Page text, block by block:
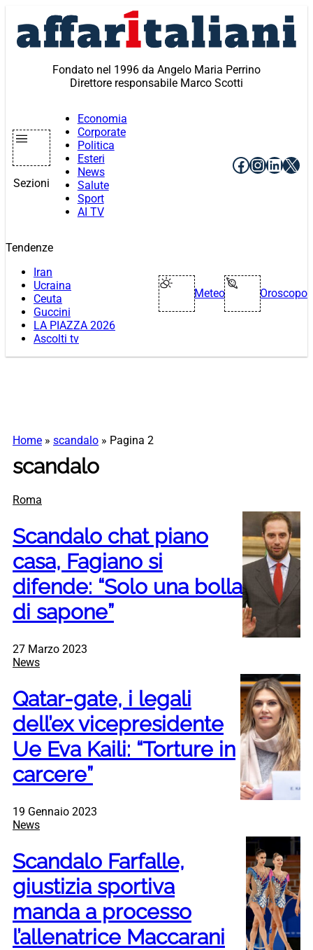
contenuto
Fondato nel 1996 da Angelo Maria Perrino
Direttore responsabile Marco Scotti
Sezioni
Economia
Corporate
Politica
Esteri
News
Salute
Sport
AI TV
Facebook
X
Tendenze
Iran
Ucraina
Ceuta
Guccini
LA PIAZZA 2026
Ascolti tv
Meteo Oroscopo
Home » scandalo » Pagina 2
scandalo
Roma
Scandalo chat piano
casa, Fagiano si
difende: “Solo una bolla
di sapone”
27 Marzo 2023
News
Qatar-gate, i legali
dell’ex vicepresidente
Ue Eva Kaili: “Torture in
carcere”
19 Gennaio 2023
News
Scandalo Farfalle,
giustizia sportiva
manda a processo
l’allenatrice Maccarani